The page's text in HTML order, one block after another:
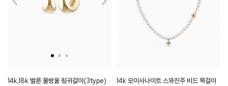
14k,18k 벌룬 물방울 링귀걸이(3type)
14k 모이사나이트 스와진주 비드 목걸이